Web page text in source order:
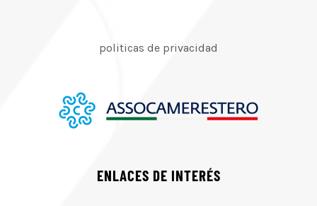
politicas de privacidad
ENLACES DE INTERÉS